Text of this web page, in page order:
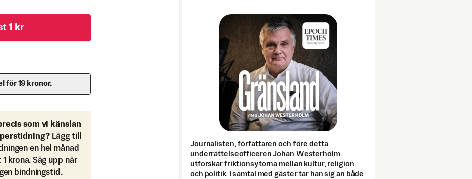
1 kr
för 19 kronor.
som vi känslan
Lägg till
en hel månad
krona. Säg upp när
bindningstid.
Journalisten, författaren och före detta
underrättelseofficeren Johan Westerholm
utforskar friktionsytorna mellan kultur, religion
och politik. I samtal med gäster tar han sig an både